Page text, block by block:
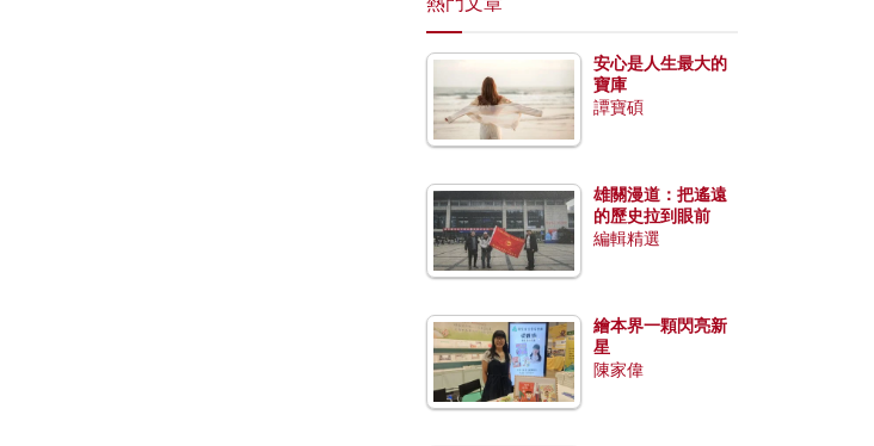
安心是人生最大的
寶庫
譚寶碩
雄關漫道：把遙遠
的歷史拉到眼前
編輯精選
繪本界一顆閃亮新
星
陳家偉